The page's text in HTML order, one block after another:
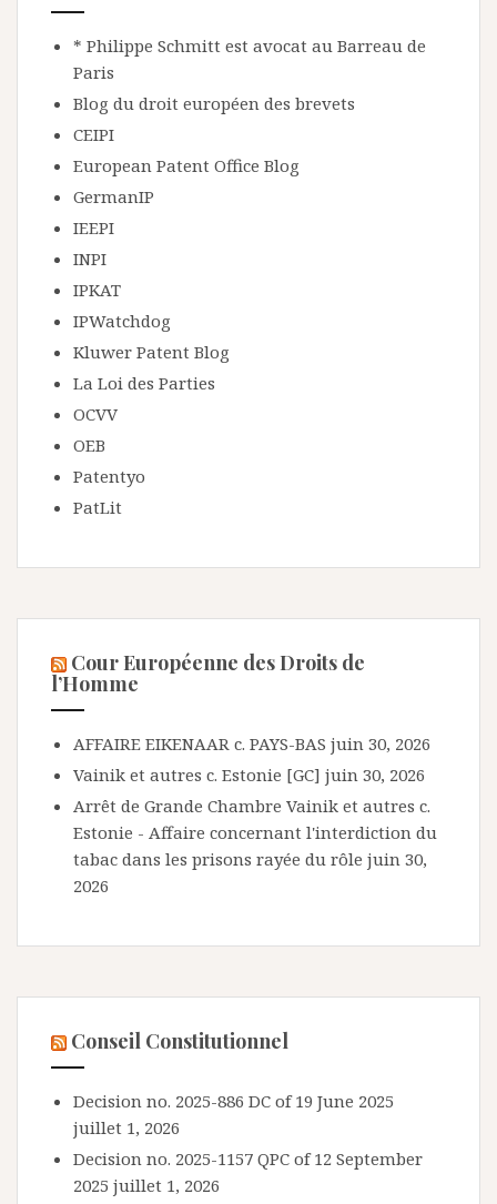
* Philippe Schmitt est avocat au Barreau de
Paris
Blog du droit européen des brevets
CEIPI
European Patent Office Blog
GermanIP
IEEPI
INPI
IPKAT
IPWatchdog
Kluwer Patent Blog
La Loi des Parties
OCVV
OEB
Patentyo
PatLit
Cour Européenne des Droits de
l’Homme
AFFAIRE EIKENAAR c. PAYS-BAS juin 30, 2026
Vainik et autres c. Estonie [GC] juin 30, 2026
Arrêt de Grande Chambre Vainik et autres c.
Estonie - Affaire concernant l'interdiction du
tabac dans les prisons rayée du rôle juin 30,
2026
Conseil Constitutionnel
Decision no. 2025-886 DC of 19 June 2025
juillet 1, 2026
Decision no. 2025-1157 QPC of 12 September
2025 juillet 1, 2026